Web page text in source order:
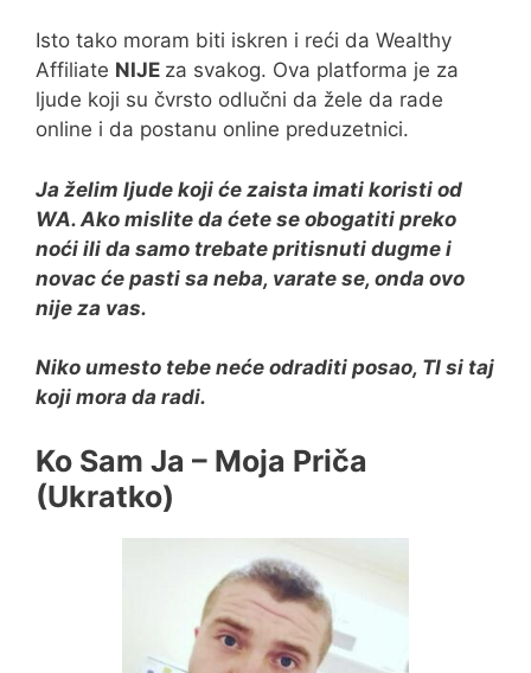
Isto tako moram biti iskren i reći da Wealthy
Affiliate NIJE za svakog. Ova platforma je za
ljude koji su čvrsto odlučni da žele da rade
online i da postanu online preduzetnici.
Ja želim ljude koji će zaista imati koristi od
WA. Ako mislite da ćete se obogatiti preko
noći ili da samo trebate pritisnuti dugme i
novac će pasti sa neba, varate se, onda ovo
nije za vas.
Niko umesto tebe neće odraditi posao, TI si taj
koji mora da radi.
Ko Sam Ja – Moja Priča
(Ukratko)